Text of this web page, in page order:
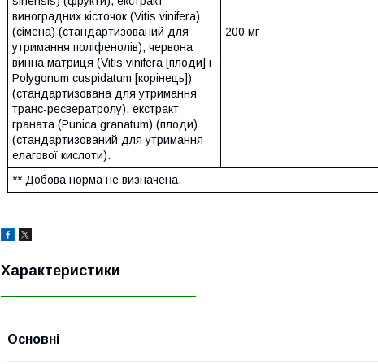
виноградних кісточок (Vitis vinifera)
(сімена) (стандартизований для
утримання поліфенолів), червона
винна матриця (Vitis vinifera [плоди] і
Polygonum cuspidatum [корінець])
(стандартизована для утримання
транс-ресвератролу), екстракт
граната (Punica granatum) (плоди)
(стандартизований для утримання
елагової кислоти).
200 мг
** Добова норма не визначена.
Характеристики
Основні